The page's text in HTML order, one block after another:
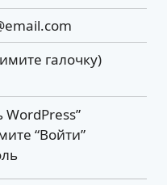
галочку)
“Войти”